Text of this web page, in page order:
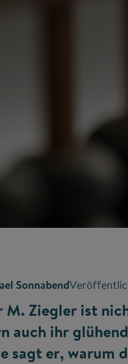
Sonnabend
M. Ziegler ist
auch ihr
sagt er, warum